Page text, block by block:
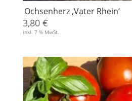
Ochsenherz ‚Vater Rhein‘
3,80 €
inkl. 7 % MwSt.